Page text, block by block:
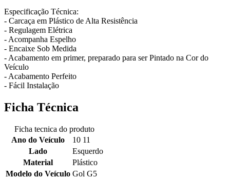
Especificação Técnica:
- Carcaça em Plástico de Alta Resistência
- Regulagem Elétrica
- Acompanha Espelho
- Encaixe Sob Medida
- Acabamento em primer, preparado para ser Pintado na Cor do
Veículo
- Acabamento Perfeito
- Fácil Instalação
Ficha Técnica
Ficha tecnica do produto
Ano do Veículo
10 11
Lado
Esquerdo
Material
Plástico
Modelo do Veículo Gol G5